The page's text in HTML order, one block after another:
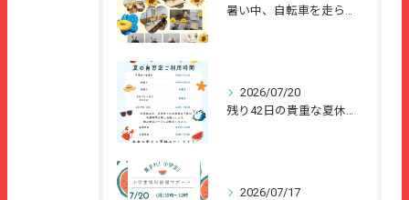
暑い中、自転車を走らせて、または、ご家族のご協力のもと、夏休...
2026/07/20
残り42日の貴重な夏休みを、
2026/07/17